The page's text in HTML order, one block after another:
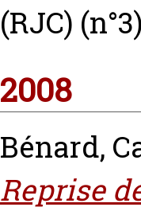
(RJC)
2008
Bénard,
Reprise